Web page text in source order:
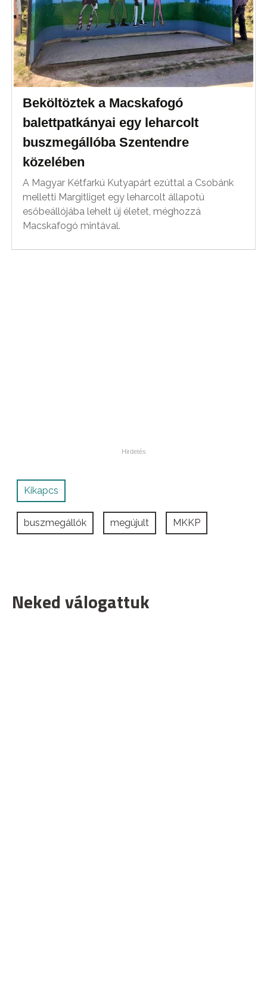
Beköltöztek a Macskafogó
balettpatkányai egy leharcolt
buszmegállóba Szentendre
közelében
A Magyar Kétfarkú Kutyapárt ezúttal a Csobánk
melletti Margitliget egy leharcolt állapotú
esőbeállójába lehelt új életet, méghozzá
Macskafogó mintával.
Kikapcs
buszmegállók megújult MKKP
Neked válogattuk